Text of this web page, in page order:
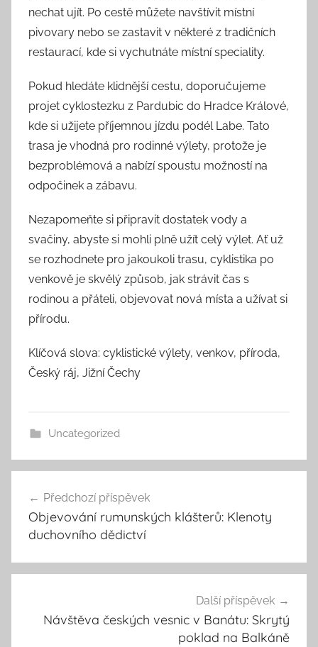
nechat ujít. Po cestě můžete navštívit místní
pivovary nebo se zastavit v některé z tradičních
restaurací, kde si vychutnáte místní speciality.
Pokud hledáte klidnější cestu, doporučujeme
projet cyklostezku z Pardubic do Hradce Králové,
kde si užijete příjemnou jízdu podél Labe. Tato
trasa je vhodná pro rodinné výlety, protože je
bezproblémová a nabízí spoustu možností na
odpočinek a zábavu.
Nezapomeňte si připravit dostatek vody a
svačiny, abyste si mohli plně užít celý výlet. Ať už
se rozhodnete pro jakoukoli trasu, cyklistika po
venkově je skvělý způsob, jak strávit čas s
rodinou a přáteli, objevovat nová místa a užívat si
přírodu.
Klíčová slova: cyklistické výlety, venkov, příroda,
Český ráj, Jižní Čechy
Uncategorized
pro
příspěvek
Předchozí příspěvek
Objevování rumunských klášterů: Klenoty
duchovního dědictví
Další příspěvek
Návštěva českých vesnic v Banátu: Skrytý
poklad na Balkáně